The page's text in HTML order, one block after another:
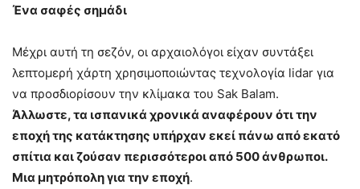
Ένα σαφές σημάδι
Μέχρι αυτή τη σεζόν, οι αρχαιολόγοι είχαν συντάξει
λεπτομερή χάρτη χρησιμοποιώντας τεχνολογία lidar για
να προσδιορίσουν την κλίμακα του Sak Balam.
Άλλωστε, τα ισπανικά χρονικά αναφέρουν ότι την
εποχή της κατάκτησης υπήρχαν εκεί πάνω από εκατό
σπίτια και ζούσαν περισσότεροι από 500 άνθρωποι.
Μια μητρόπολη για την εποχή.